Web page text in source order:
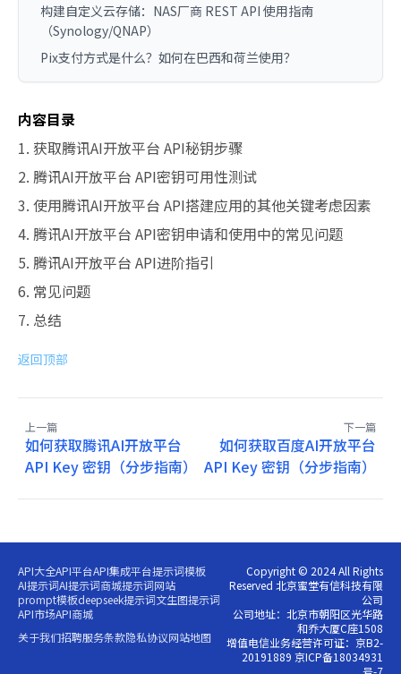
构建自定义云存储：NAS厂商 REST API 使用指南
（Synology/QNAP）
Pix支付方式是什么？如何在巴西和荷兰使用？
内容目录
1. 获取腾讯AI开放平台 API秘钥步骤
2. 腾讯AI开放平台 API密钥可用性测试
3. 使用腾讯AI开放平台 API搭建应用的其他关键考虑因素
4. 腾讯AI开放平台 API密钥申请和使用中的常见问题
5. 腾讯AI开放平台 API进阶指引
6. 常见问题
7. 总结
返回顶部
上一篇
如何获取腾讯AI开放平台
API Key 密钥（分步指南）
下一篇
如何获取百度AI开放平台
API Key 密钥（分步指南）
API大全API平台API集成平台提示词模板
AI提示词AI提示词商城提示词网站
prompt模板deepseek提示词文生图提示词
API市场API商城
关于我们招聘服务条款隐私协议网站地图
Copyright © 2024 All Rights
Reserved 北京蜜堂有信科技有限
公司
公司地址：北京市朝阳区光华路
和乔大厦C座1508
增值电信业务经营许可证：京B2-
20191889 京ICP备18034931
号-7